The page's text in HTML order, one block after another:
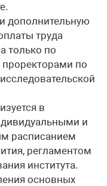
дополнительную
труда
только по
проректорами по
в
и
расписанием
регламентом
института.
основных